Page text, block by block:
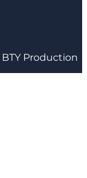
BTY Production